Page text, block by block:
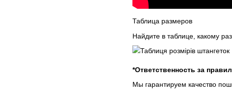
Таблица размеров
Найдите в таблице, какому
*Ответственность за
Мы гарантируем качество